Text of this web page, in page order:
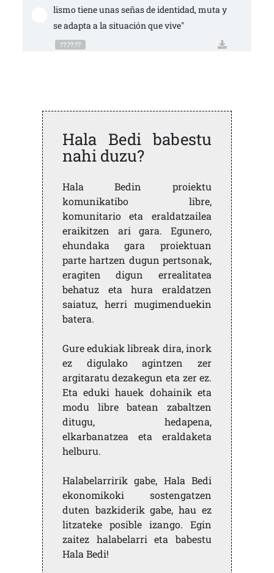
lismo tiene unas señas de identidad, muta y
se adapta a la situación que vive"
??:??:??
Hala Bedi babestu
nahi duzu?
Hala Bedin proiektu
komunikatibo libre,
komunitario eta eraldatzailea
eraikitzen ari gara. Egunero,
ehundaka gara proiektuan
parte hartzen dugun pertsonak,
eragiten digun errealitatea
behatuz eta hura eraldatzen
saiatuz, herri mugimenduekin
batera.
Gure edukiak libreak dira, inork
ez digulako agintzen zer
argitaratu dezakegun eta zer ez.
Eta eduki hauek dohainik eta
modu libre batean zabaltzen
ditugu, hedapena,
elkarbanatzea eta eraldaketa
helburu.
Halabelarririk gabe, Hala Bedi
ekonomikoki sostengatzen
duten bazkiderik gabe, hau ez
litzateke posible izango. Egin
zaitez halabelarri eta babestu
Hala Bedi!